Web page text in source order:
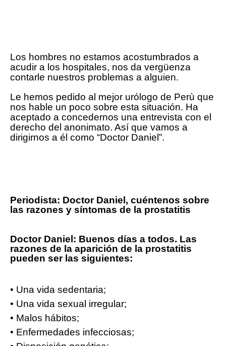
Los hombres no estamos acostumbrados a
acudir a los hospitales, nos da vergüenza
contarle nuestros problemas a alguien.
Le hemos pedido al mejor urólogo de Perù que
nos hable un poco sobre esta situación. Ha
aceptado a concedernos una entrevista con el
derecho del anonimato. Así que vamos a
dirigirnos a él como “Doctor Daniel”.
Periodista: Doctor Daniel, cuéntenos sobre
las razones y síntomas de la prostatitis
Doctor Daniel: Buenos días a todos. Las
razones de la aparición de la prostatitis
pueden ser las siguientes:
• Una vida sedentaria;
• Una vida sexual irregular;
• Malos hábitos;
• Enfermedades infecciosas;